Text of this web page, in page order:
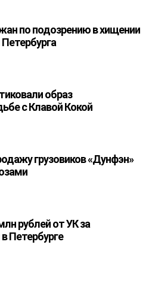
по подозрению в хищении
образ
с Клавой Кокой
грузовиков «Дунфэн»
рублей от УК за
Петербурге